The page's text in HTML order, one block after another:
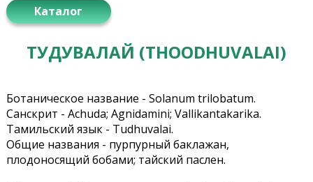
Каталог
ТУДУВАЛАЙ (THOODHUVALAI)
Ботаническое название - Solanum trilobatum.
Санскрит - Achuda; Agnidamini; Vallikantakarika.
Тамильский язык - Tudhuvalai.
Общие названия - пурпурный баклажан,
плодоносящий бобами; тайский паслен.